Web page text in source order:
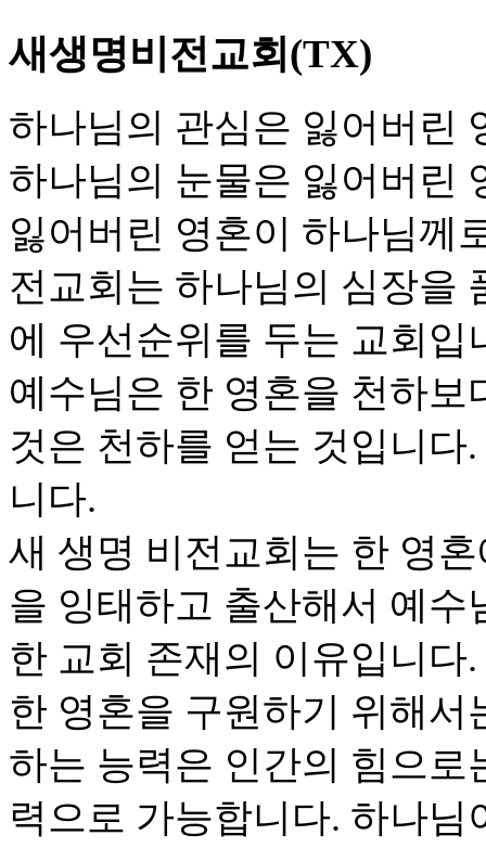
새생명비전교회(TX)
하나님의 관심은 잃어버린
하나님의 눈물은 잃어버린
잃어버린 영혼이 하나님께
전교회는 하나님의 심장을
에 우선순위를 두는 교회입
예수님은 한 영혼을 천하
것은 천하를 얻는 것입니
니다.
새 생명 비전교회는 한 영
을 잉태하고 출산해서 예
한 교회 존재의 이유입니다.
한 영혼을 구원하기 위해
하는 능력은 인간의 힘으
력으로 가능합니다. 하나